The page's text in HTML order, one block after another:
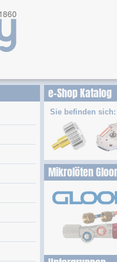
e-Shop Katalog
Sie befinden sich:
Mikrolöten Gloor